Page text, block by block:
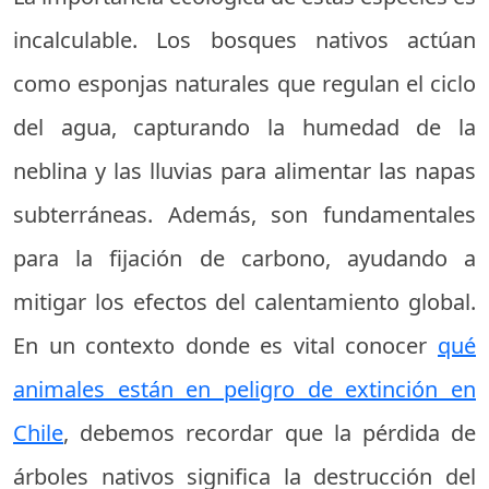
incalculable. Los bosques nativos actúan
como esponjas naturales que regulan el ciclo
del agua, capturando la humedad de la
neblina y las lluvias para alimentar las napas
subterráneas. Además, son fundamentales
para la fijación de carbono, ayudando a
mitigar los efectos del calentamiento global.
En un contexto donde es vital conocer qué
animales están en peligro de extinción en
Chile, debemos recordar que la pérdida de
árboles nativos significa la destrucción del